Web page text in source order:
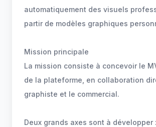
automatiquement des visuels
partir de modèles graphiques
Mission principale
La mission consiste à concevoir le
de la plateforme, en collaboration
graphiste et le commercial.
Deux grands axes sont à développer :